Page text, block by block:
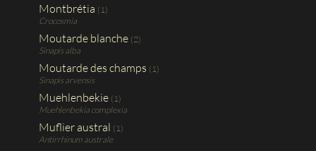
Montbrétia (1)
Crocosmia
Moutarde blanche (2)
Sinapis alba
Moutarde des champs (1)
Sinapis arvensis
Muehlenbekie (1)
Muehlenbekia complexia
Muflier austral (1)
Antirrhinum australe